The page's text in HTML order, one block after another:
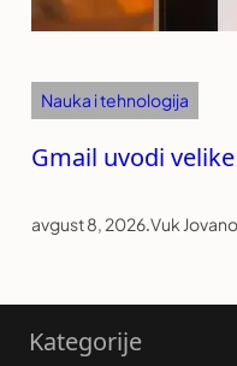
Nauka i tehnologija
Gmail uvodi
avgust 8, 2026.Vuk
Kategorije